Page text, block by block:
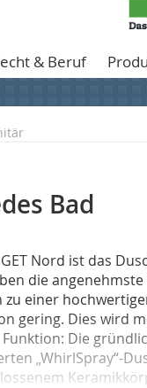
& Beruf
Bad
Nord ist das
die
einer
gering. Dies wird
Die
„WhirlSpray“-